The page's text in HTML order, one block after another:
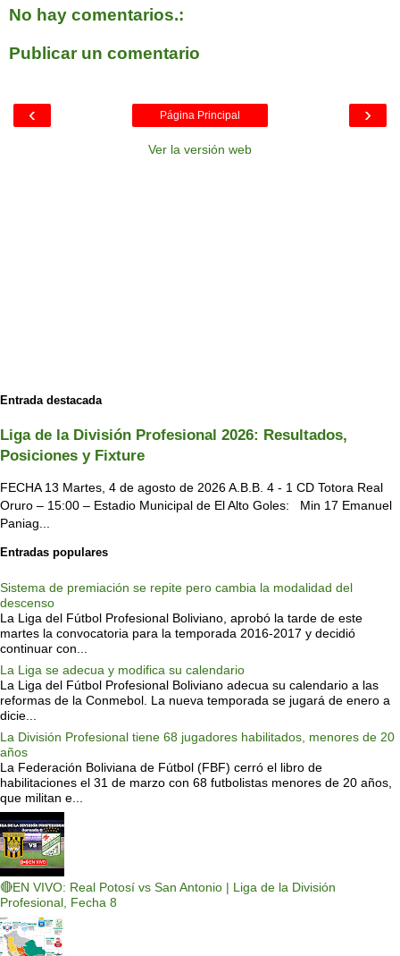
No hay comentarios.:
Publicar un comentario
‹ ›
Página Principal
Ver la versión web
Entrada destacada
Liga de la División Profesional 2026: Resultados,
Posiciones y Fixture
FECHA 13 Martes, 4 de agosto de 2026 A.B.B. 4 - 1 CD Totora Real
Oruro – 15:00 – Estadio Municipal de El Alto Goles: Min 17 Emanuel
Paniag...
Entradas populares
Sistema de premiación se repite pero cambia la modalidad del
descenso
La Liga del Fútbol Profesional Boliviano, aprobó la tarde de este
martes la convocatoria para la temporada 2016-2017 y decidió
continuar con...
La Liga se adecua y modifica su calendario
La Liga del Fútbol Profesional Boliviano adecua su calendario a las
reformas de la Conmebol. La nueva temporada se jugará de enero a
dicie...
La División Profesional tiene 68 jugadores habilitados, menores de 20
años
La Federación Boliviana de Fútbol (FBF) cerró el libro de
habilitaciones el 31 de marzo con 68 futbolistas menores de 20 años,
que militan e...
🔴EN VIVO: Real Potosí vs San Antonio | Liga de la División
Profesional, Fecha 8